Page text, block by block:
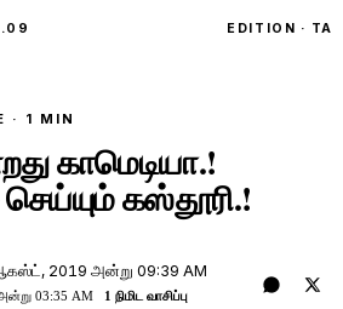
EDITION · TA
· 1 MIN
காமெடியா.!
கஸ்தூரி.!
2019 அன்று 09:39 AM
03:35 AM 1 நிமிட வாசிப்பு